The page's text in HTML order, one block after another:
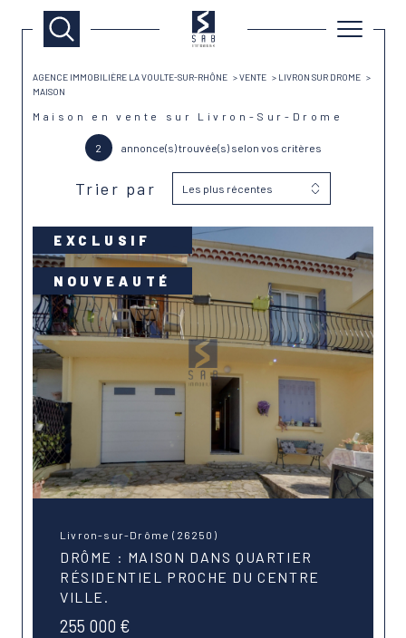
AGENCE IMMOBILIÈRE LA VOULTE-SUR-RHÔNE VENTE
LIVRON SUR DROME
MAISON
Maison en vente sur Livron-Sur-Drome
2 annonce(s) trouvée(s) selon vos critères
Trier par Les plus récentes
Livron-sur-Drôme (26250)
DRÔME : MAISON DANS QUARTIER
RÉSIDENTIEL PROCHE DU CENTRE
VILLE.
255 000 €
EXCLUSIF
NOUVEAUTÉ